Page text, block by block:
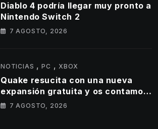
Diablo 4 podría llegar muy pronto a
Nintendo Switch 2
7 AGOSTO, 2026
NOTICIAS ,PC ,XBOX
Quake resucita con una nueva
expansión gratuita y os contamos
todos los detalles
7 AGOSTO, 2026